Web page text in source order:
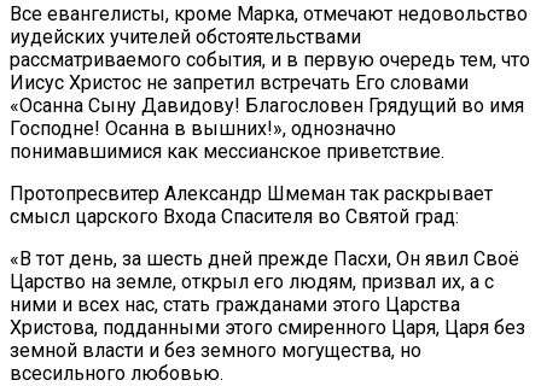
Все евангелисты, кроме Марка, отмечают недовольство
иудейских учителей обстоятельствами
рассматриваемого события, и в первую очередь тем, что
Иисус Христос не запретил встречать Его словами
«Осанна Сыну Давидову! Благословен Грядущий во имя
Господне! Осанна в вышних!», однозначно
понимавшимися как мессианское приветствие.
Протопресвитер Александр Шмеман так раскрывает
смысл царского Входа Спасителя во Святой град:
«В тот день, за шесть дней прежде Пасхи, Он явил Своё
Царство на земле, открыл его людям, призвал их, а с
ними и всех нас, стать гражданами этого Царства
Христова, подданными этого смиренного Царя, Царя без
земной власти и без земного могущества, но
всесильного любовью.